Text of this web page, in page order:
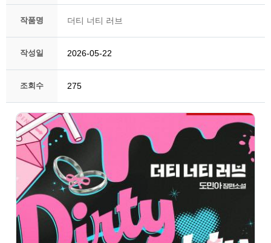
작품명 더티 너티 러브
작성일 2026-05-22
조회수 275